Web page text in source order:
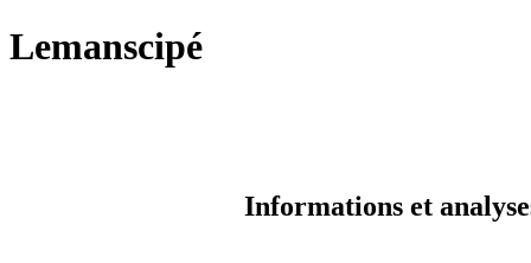
Lemanscipé
Informations et